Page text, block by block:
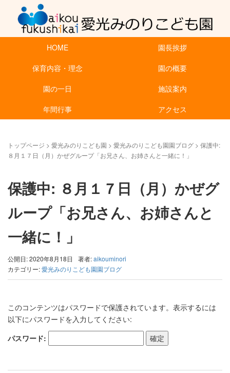
HOME
園長挨拶
保育内容・理念
園の概要
園の一日
施設案内
年間行事
アクセス
トップページ > 愛光みのりこども園 > 愛光みのりこども園園ブログ > 保護中:
８月１７日（月）かぜグループ「お兄さん、お姉さんと一緒に！」
保護中: ８月１７日（月）かぜグ
ループ「お兄さん、お姉さんと
一緒に！」
公開日: 2020年8月18日 著者:aikouminori
カテゴリー:愛光みのりこども園園ブログ
このコンテンツはパスワードで保護されています。表示するには
以下にパスワードを入力してください:
パスワード: